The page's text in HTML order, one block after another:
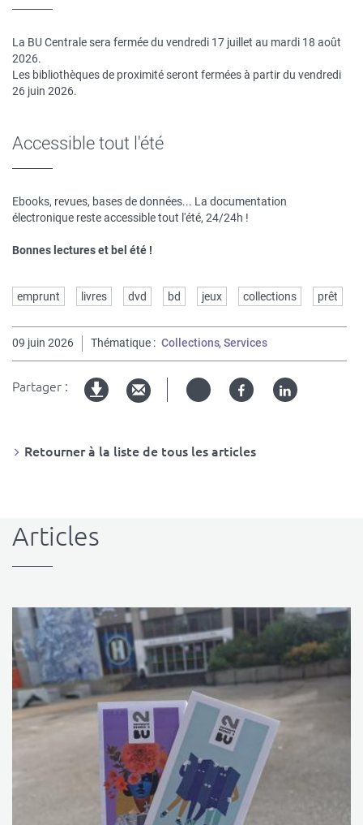
La BU Centrale sera fermée du vendredi 17 juillet au mardi 18 août
2026.
Les bibliothèques de proximité seront fermées à partir du vendredi
26 juin 2026.
Accessible tout l'été
Ebooks, revues, bases de données... La documentation
électronique reste accessible tout l'été, 24/24h !
Bonnes lectures et bel été !
Mots
clés
emprunt livres dvd bd jeux collections prêt
09 juin 2026 Thématique Collections Services
Partager : Twitter FacebookLinked
Retourner à la liste de tous les articles
Articles